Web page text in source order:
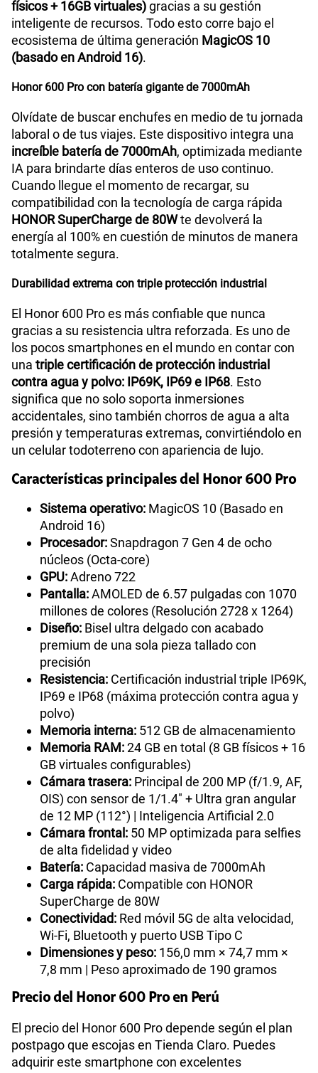
físicos + 16GB virtuales)gracias a su gestión
inteligente de recursos. Todo esto corre bajo el
ecosistema de última generación MagicOS 10
(basado en Android 16).
Honor 600 Pro con batería gigante de 7000mAh
Olvídate de buscar enchufes en medio de tu jornada
laboral o de tus viajes. Este dispositivo integra una
increíble batería de 7000mAh, optimizada mediante
IA para brindarte días enteros de uso continuo.
Cuando llegue el momento de recargar, su
compatibilidad con la tecnología de carga rápida
HONOR SuperCharge de 80Wte devolverá la
energía al 100% en cuestión de minutos de manera
totalmente segura.
Durabilidad extrema con triple protección industrial
El Honor 600 Pro es más confiable que nunca
gracias a su resistencia ultra reforzada. Es uno de
los pocos smartphones en el mundo en contar con
una triple certificación de protección industrial
contra agua y polvo: IP69K, IP69 e IP68. Esto
significa que no solo soporta inmersiones
accidentales, sino también chorros de agua a alta
presión y temperaturas extremas, convirtiéndolo en
un celular todoterreno con apariencia de lujo.
Características principales del Honor 600 Pro
Sistema operativo: MagicOS 10 (Basado en
Android 16)
Procesador:Snapdragon 7 Gen 4 de ocho
núcleos (Octa-core)
GPU:Adreno 722
Pantalla:AMOLED de 6.57 pulgadas con 1070
millones de colores (Resolución 2728 x 1264)
Diseño: Bisel ultra delgado con acabado
premium de una sola pieza tallado con
precisión
Resistencia: Certificación industrial triple IP69K,
IP69 e IP68 (máxima protección contra agua y
polvo)
Memoria interna: 512 GB de almacenamiento
Memoria RAM:24 GB en total (8 GB físicos + 16
GB virtuales configurables)
Cámara trasera: Principal de 200 MP (f/1.9, AF,
OIS) con sensor de 1/1.4" + Ultra gran angular
de 12 MP (112°) | Inteligencia Artificial 2.0
Cámara frontal: 50 MP optimizada para selfies
de alta fidelidad y video
Batería: Capacidad masiva de 7000mAh
Carga rápida: Compatible con HONOR
SuperCharge de 80W
Conectividad: Red móvil 5G de alta velocidad,
Wi-Fi, Bluetooth y puerto USB Tipo C
Dimensiones y peso: 156,0 mm × 74,7 mm ×
7,8 mm | Peso aproximado de 190 gramos
Precio del Honor 600 Pro en Perú
El precio del Honor 600 Pro depende según el plan
postpago que escojas en Tienda Claro. Puedes
adquirir este smartphone con excelentes